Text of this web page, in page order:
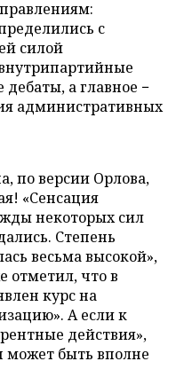
с
силой
а главное −
административных
по версии Орлова,
«Сенсация
некоторых сил
Степень
весьма высокой»,
отметил, что в
курс на
А если к
действия»,
может быть вполне